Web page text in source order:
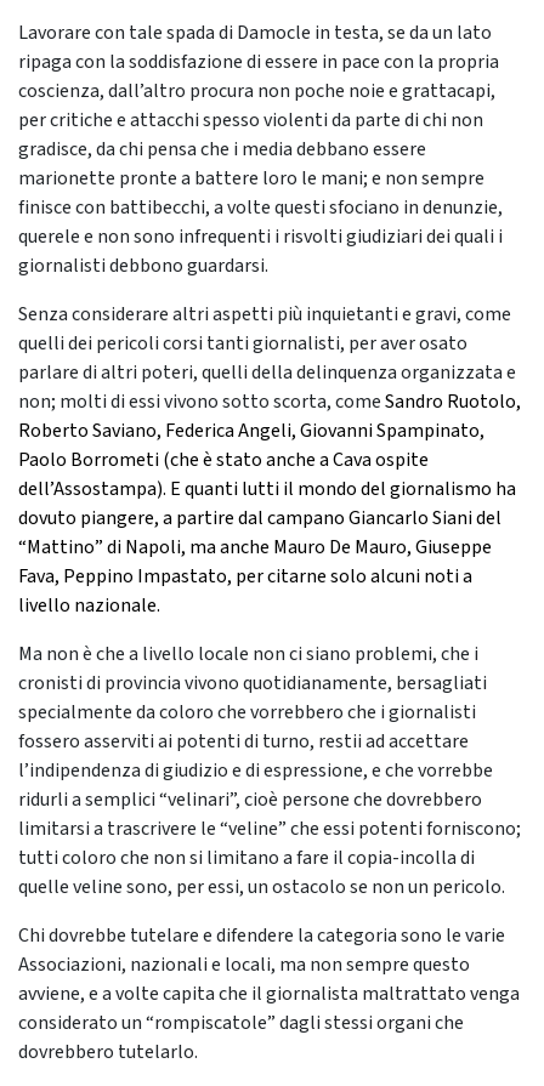
Lavorare con tale spada di Damocle in testa, se da un lato
ripaga con la soddisfazione di essere in pace con la propria
coscienza, dall’altro procura non poche noie e grattacapi,
per critiche e attacchi spesso violenti da parte di chi non
gradisce, da chi pensa che i media debbano essere
marionette pronte a battere loro le mani; e non sempre
finisce con battibecchi, a volte questi sfociano in denunzie,
querele e non sono infrequenti i risvolti giudiziari dei quali i
giornalisti debbono guardarsi.
Senza considerare altri aspetti più inquietanti e gravi, come
quelli dei pericoli corsi tanti giornalisti, per aver osato
parlare di altri poteri, quelli della delinquenza organizzata e
non; molti di essi vivono sotto scorta, comeSandro Ruotolo,
Roberto Saviano, Federica Angeli, Giovanni Spampinato,
Paolo Borrometi (che è stato anche a Cava ospite
dell’Assostampa). E quanti lutti il mondo del giornalismo ha
dovuto piangere, a partire dal campano Giancarlo Siani del
“Mattino” di Napoli, ma anche Mauro De Mauro, Giuseppe
Fava, Peppino Impastato, per citarne solo alcuni noti a
livello nazionale.
Ma non è che a livello locale non ci siano problemi, che i
cronisti di provincia vivono quotidianamente, bersagliati
specialmente da coloro che vorrebbero che i giornalisti
fossero asserviti ai potenti di turno, restii ad accettare
l’indipendenza di giudizio e di espressione, e che vorrebbe
ridurli a semplici “velinari”, cioè persone che dovrebbero
limitarsi a trascrivere le “veline” che essi potenti forniscono;
tutti coloro che non si limitano a fare il copia-incolla di
quelle veline sono, per essi, un ostacolo se non un pericolo.
Chi dovrebbe tutelare e difendere la categoria sono le varie
Associazioni, nazionali e locali, ma non sempre questo
avviene, e a volte capita che il giornalista maltrattato venga
considerato un “rompiscatole” dagli stessi organi che
dovrebbero tutelarlo.